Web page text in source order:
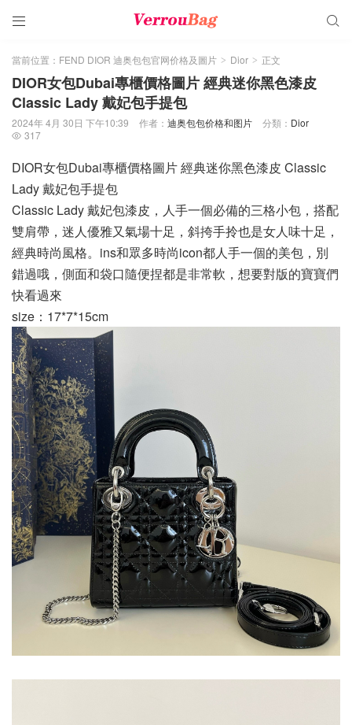
 
當前位置： FEND DIOR 迪奥包包官网价格及圖片 > Dior > 正文
DIOR女包Dubai專櫃價格圖片 經典迷你黑色漆皮
Classic Lady 戴妃包手提包
2024年 4月 30日 下午10:39 作者： 迪奥包包价格和图片 分類： Dior
 317
DIOR女包Dubai專櫃價格圖片 經典迷你黑色漆皮 Classic
Lady 戴妃包手提包
Classic Lady 戴妃包漆皮，人手一個必備的三格小包，搭配
雙肩帶，迷人優雅又氣場十足，斜挎手拎也是女人味十足，
經典時尚風格。ins和眾多時尚icon都人手一個的美包，別
錯過哦，側面和袋口隨便捏都是非常軟，想要對版的寶寶們
快看過來
size：17*7*15cm